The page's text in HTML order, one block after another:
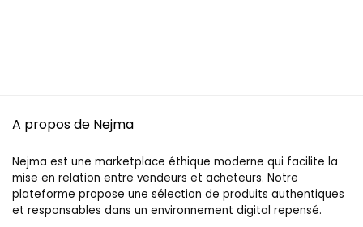
A propos de Nejma
Nejma est une marketplace éthique moderne qui facilite la
mise en relation entre vendeurs et acheteurs. Notre
plateforme propose une sélection de produits authentiques
et responsables dans un environnement digital repensé.